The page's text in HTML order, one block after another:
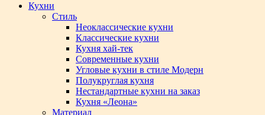
Кухни
Стиль
Неоклассические кухни
Классические кухни
Кухня хай-тек
Современные кухни
Угловые кухни в стиле Модерн
Полукруглая кухня
Нестандартные кухни на заказ
Кухня «Леона»
Материал